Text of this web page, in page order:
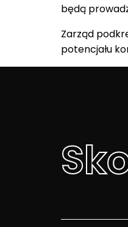
będą
Zarząd
potencjału